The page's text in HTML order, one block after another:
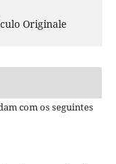
Originale
com os seguintes